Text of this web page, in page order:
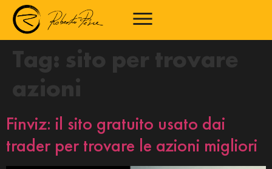
Tag: sito per trovare
azioni
Finviz: il sito gratuito usato dai
trader per trovare le azioni migliori